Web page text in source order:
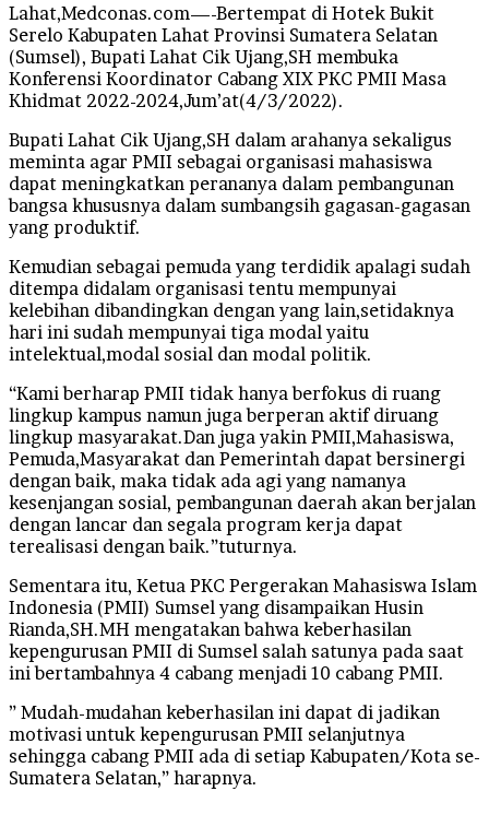
Lahat,Medconas.com—-Bertempat di Hotek Bukit
Serelo Kabupaten Lahat Provinsi Sumatera Selatan
(Sumsel), Bupati Lahat Cik Ujang,SH membuka
Konferensi Koordinator Cabang XIX PKC PMII Masa
Khidmat 2022-2024,Jum’at(4/3/2022).
Bupati Lahat Cik Ujang,SH dalam arahanya sekaligus
meminta agar PMII sebagai organisasi mahasiswa
dapat meningkatkan perananya dalam pembangunan
bangsa khususnya dalam sumbangsih gagasan-gagasan
yang produktif.
Kemudian sebagai pemuda yang terdidik apalagi sudah
ditempa didalam organisasi tentu mempunyai
kelebihan dibandingkan dengan yang lain,setidaknya
hari ini sudah mempunyai tiga modal yaitu
intelektual,modal sosial dan modal politik.
“Kami berharap PMII tidak hanya berfokus di ruang
lingkup kampus namun juga berperan aktif diruang
lingkup masyarakat.Dan juga yakin PMII,Mahasiswa,
Pemuda,Masyarakat dan Pemerintah dapat bersinergi
dengan baik, maka tidak ada agi yang namanya
kesenjangan sosial, pembangunan daerah akan berjalan
dengan lancar dan segala program kerja dapat
terealisasi dengan baik.”tuturnya.
Sementara itu, Ketua PKC Pergerakan Mahasiswa Islam
Indonesia (PMII) Sumsel yang disampaikan Husin
Rianda,SH.MH mengatakan bahwa keberhasilan
kepengurusan PMII di Sumsel salah satunya pada saat
ini bertambahnya 4 cabang menjadi 10 cabang PMII.
” Mudah-mudahan keberhasilan ini dapat di jadikan
motivasi untuk kepengurusan PMII selanjutnya
sehingga cabang PMII ada di setiap Kabupaten/Kota se-
Sumatera Selatan,” harapnya.